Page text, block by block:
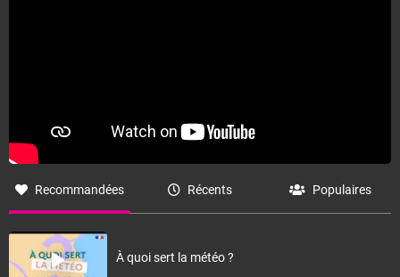
Recommandées Récents Populaires
À quoi sert la météo ?